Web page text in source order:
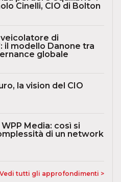
Cinelli, CIO di Bolton
di
il modello Danone tra
globale
la vision del CIO
Media: così si
di un network
Vedi tutti gli approfondimenti >